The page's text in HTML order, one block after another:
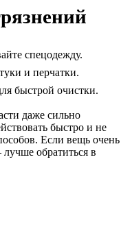
спецодежду.
и перчатки.
быстрой очистки.
даже сильно
быстро и не
Если вещь очень
обратиться в